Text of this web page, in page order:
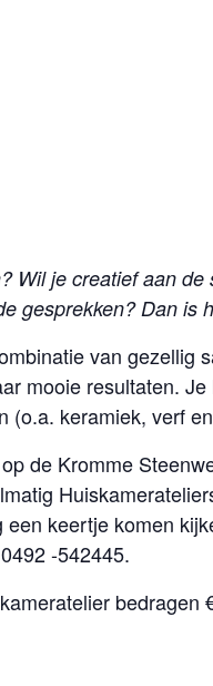
Wil je creatief aan
gesprekken? Dan is
van
mooie resultaten.
(o.a. keramiek, verf
de Kromme
keertje komen
-542445.